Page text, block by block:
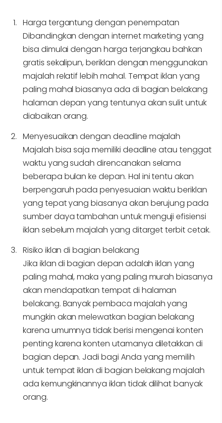
Harga tergantung dengan penempatan
Dibandingkan dengan internet marketing yang
bisa dimulai dengan harga terjangkau bahkan
gratis sekalipun, beriklan dengan menggunakan
majalah relatif lebih mahal. Tempat iklan yang
paling mahal biasanya ada di bagian belakang
halaman depan yang tentunya akan sulit untuk
diabaikan orang.
Menyesuaikan dengan deadline majalah
Majalah bisa saja memiliki deadline atau tenggat
waktu yang sudah direncanakan selama
beberapa bulan ke depan. Hal ini tentu akan
berpengaruh pada penyesuaian waktu beriklan
yang tepat yang biasanya akan berujung pada
sumber daya tambahan untuk menguji efisiensi
iklan sebelum majalah yang ditarget terbit cetak.
Risiko iklan di bagian belakang
Jika iklan di bagian depan adalah iklan yang
paling mahal, maka yang paling murah biasanya
akan mendapatkan tempat di halaman
belakang. Banyak pembaca majalah yang
mungkin akan melewatkan bagian belakang
karena umumnya tidak berisi mengenai konten
penting karena konten utamanya diletakkan di
bagian depan. Jadi bagi Anda yang memilih
untuk tempat iklan di bagian belakang majalah
ada kemungkinannya iklan tidak dilihat banyak
orang.